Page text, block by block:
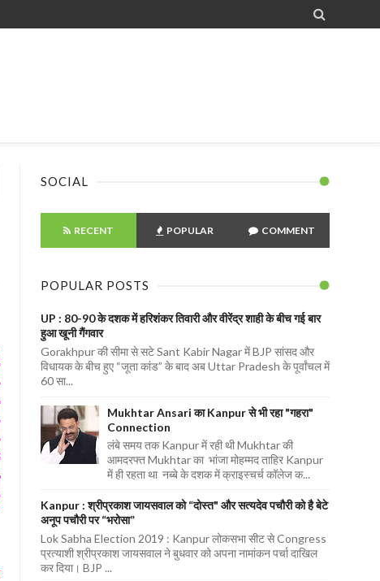

SOCIAL
RECENT POPULAR COMMENT
POPULAR POSTS
UP : 80-90 के दशक में हरिशंकर तिवारी और वीरेंद्र शाही के बीच गई बार
हुआ खूनी गैंगवार
Gorakhpur की सीमा से सटे Sant Kabir Nagar में BJP सांसद और
विधायक के बीच हुए “जूता कांड” के बाद अब Uttar Pradesh के पूर्वांचल में
60 सा...
Mukhtar Ansari का Kanpur से भी रहा "गहरा"
Connection
लंबे समय तक Kanpur में रही थी Mukhtar की
आमदरफ्त Mukhtar का भांजा मोहम्मद ताहिर Kanpur
में ही रहता था नब्बे के दशक में क्राइस्चर्च कॉलेज क...
Kanpur : श्रीप्रकाश जायसवाल को “दोस्त" और सत्यदेव पचौरी को है बेटे
अनूप पचौरी पर “भरोसा”
Lok Sabha Election 2019 : Kanpur लोकसभा सीट से Congress
प्रत्याशी श्रीप्रकाश जायसवाल ने बुधवार को अपना नामांकन पर्चा दाखिल
कर दिया। BJP ...